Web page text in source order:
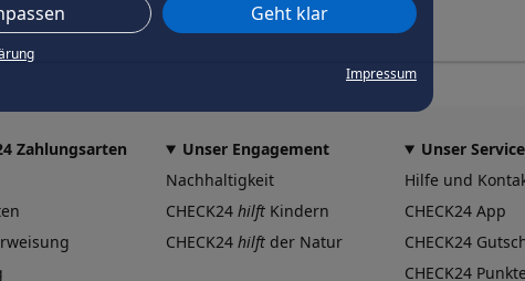
Geht klar
Impressum
Zahlungsarten
Unser Engagement
Nachhaltigkeit
CHECK24 hilft Kindern
CHECK24 hilft der Natur
Unser
Hilfe und
CHECK24 App
CHECK24
CHECK24 Punkte